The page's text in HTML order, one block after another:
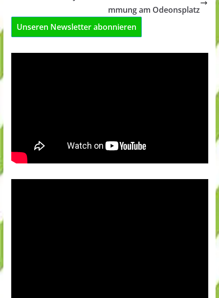
mmung am Odeonsplatz
Unseren Newsletter abonnieren